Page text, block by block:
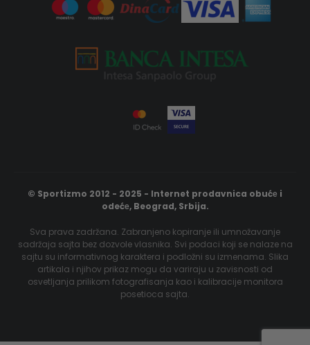
© Sportizmo 2012 - 2025 - Internet prodavnica obućе i
odećе, Beograd, Srbija.
Sva prava zadržana. Zabranjeno kopiranje ili umnožavanje
sadržaja sajta bez dozvole vlasnika. Svi podaci koji se nalaze na
sajtu su informativnog karaktera i podložni su izmenama. Slika
artikala i njihov prikaz mogu da variraju u zavisnosti od
osvetljanja prilikom fotografisanja kao i kalibracije monitora
posetioca sajta.